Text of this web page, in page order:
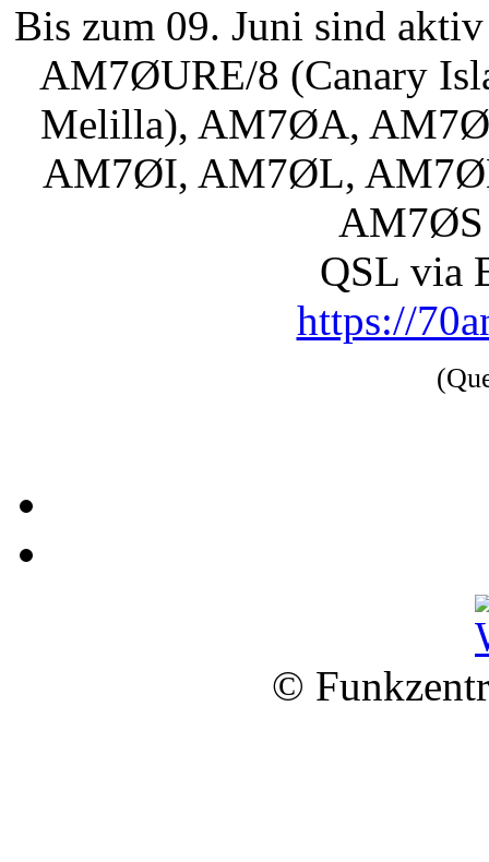
Bis zum 09. Juni sind
AM7ØURE/8 (Canary
Melilla), AM7ØA,
AM7ØI, AM7ØL,
QSL via
https://
©